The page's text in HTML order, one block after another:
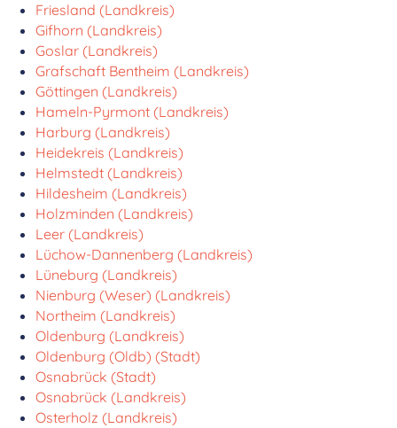
Friesland (Landkreis)
Gifhorn (Landkreis)
Goslar (Landkreis)
Grafschaft Bentheim (Landkreis)
Göttingen (Landkreis)
Hameln-Pyrmont (Landkreis)
Harburg (Landkreis)
Heidekreis (Landkreis)
Helmstedt (Landkreis)
Hildesheim (Landkreis)
Holzminden (Landkreis)
Leer (Landkreis)
Lüchow-Dannenberg (Landkreis)
Lüneburg (Landkreis)
Nienburg (Weser) (Landkreis)
Northeim (Landkreis)
Oldenburg (Landkreis)
Oldenburg (Oldb) (Stadt)
Osnabrück (Stadt)
Osnabrück (Landkreis)
Osterholz (Landkreis)